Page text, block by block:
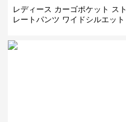
レディース カーゴポケット スト
レートパンツ ワイドシルエット